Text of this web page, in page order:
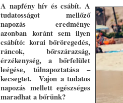
A napfény hív és csábít. A
tudatosságot mellőző
napozás eredménye
azonban koránt sem ilyen
csábító: korai bőröregedés,
ráncok, bőrszárazság,
érzékenység, a bőrfelület
leégése, túlnapoztatása –
kecsegtet. Vajon a tudatos
napozás mellett egészséges
maradhat a bőrünk?